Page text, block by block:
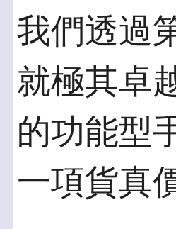
我們透過
就極其卓
的功能型
一項貨真